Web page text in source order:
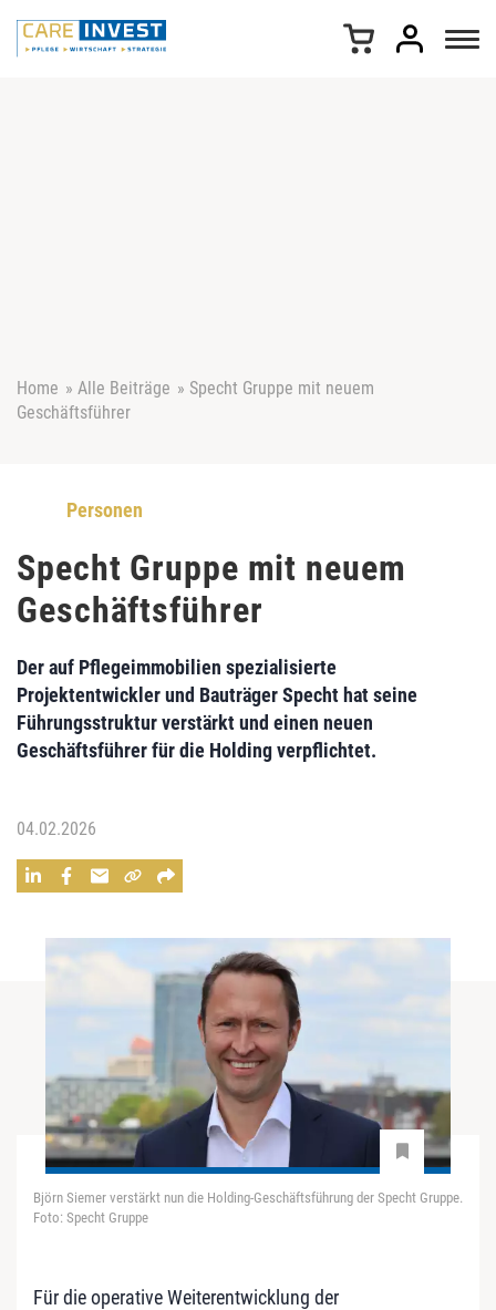
Home » Alle Beiträge » Specht Gruppe mit neuem
Geschäftsführer
Personen
Specht Gruppe mit neuem
Geschäftsführer
Der auf Pflegeimmobilien spezialisierte
Projektentwickler und Bauträger Specht hat seine
Führungsstruktur verstärkt und einen neuen
Geschäftsführer für die Holding verpflichtet.
04.02.2026
Björn Siemer verstärkt nun die Holding-Geschäftsführung der Specht Gruppe.
Foto: Specht Gruppe
Für die operative Weiterentwicklung der